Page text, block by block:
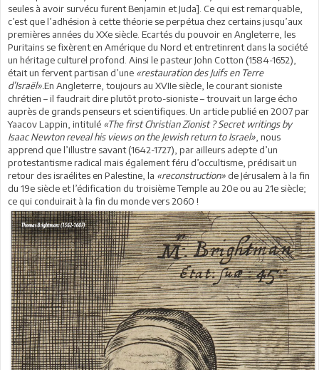
seules à avoir survécu furent Benjamin et Juda]. Ce qui est remarquable,
c’est que l’adhésion à cette théorie se perpétua chez certains jusqu’aux
premières années du XXe siècle. Ecartés du pouvoir en Angleterre, les
Puritains se fixèrent en Amérique du Nord et entretinrent dans la société
un héritage culturel profond. Ainsi le pasteur John Cotton (1584-1652),
était un fervent partisan d’une «restauration des Juifs en Terre
d’Israël».En Angleterre, toujours au XVIIe siècle, le courant sioniste
chrétien – il faudrait dire plutôt proto-sioniste – trouvait un large écho
auprès de grands penseurs et scientifiques. Un article publié en 2007 par
Yaacov Lappin, intitulé «The first Christian Zionist ? Secret writings by
Isaac Newton reveal his views on the Jewish return to Israel», nous
apprend que l’illustre savant (1642-1727), par ailleurs adepte d’un
protestantisme radical mais également féru d’occultisme, prédisait un
retour des israélites en Palestine, la «reconstruction» de Jérusalem à la fin
du 19e siècle et l’édification du troisième Temple au 20e ou au 21e siècle;
ce qui conduirait à la fin du monde vers 2060 !